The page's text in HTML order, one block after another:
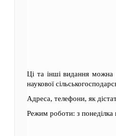
Ці та інші видання можна
наукової
Адреса, телефони, як
Режим роботи: з